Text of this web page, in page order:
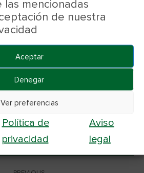
mencionadas
de nuestra
Aceptar
Denegar
Ver preferencias
Política de
privacidad
Aviso
legal
Piensos Popas
6 de octubre de 2021
adiestramiento perros
Author:Piensos Popas